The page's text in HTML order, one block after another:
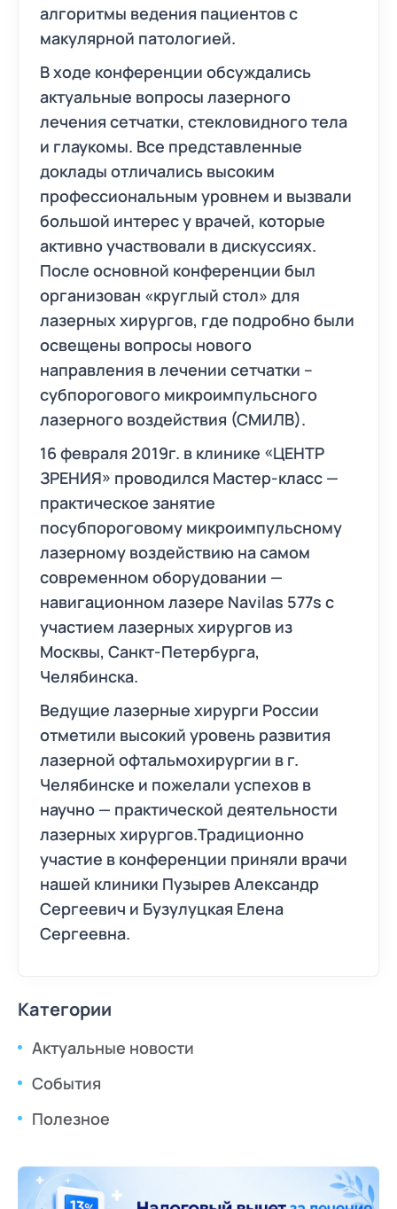
алгоритмы ведения пациентов с
макулярной патологией.
В ходе конференции обсуждались
актуальные вопросы лазерного
лечения сетчатки, стекловидного тела
и глаукомы. Все представленные
доклады отличались высоким
профессиональным уровнем и вызвали
большой интерес у врачей, которые
активно участвовали в дискуссиях.
После основной конференции был
организован «круглый стол» для
лазерных хирургов, где подробно были
освещены вопросы нового
направления в лечении сетчатки –
субпорогового микроимпульсного
лазерного воздействия (СМИЛВ).
16 февраля 2019г. в клинике «ЦЕНТР
ЗРЕНИЯ» проводился Мастер-класс —
практическое занятие
посубпороговому микроимпульсному
лазерному воздействию на самом
современном оборудовании —
навигационном лазере Navilas 577s с
участием лазерных хирургов из
Москвы, Санкт-Петербурга,
Челябинска.
Ведущие лазерные хирурги России
отметили высокий уровень развития
лазерной офтальмохирургии в г.
Челябинске и пожелали успехов в
научно — практической деятельности
лазерных хирургов.Традиционно
участие в конференции приняли врачи
нашей клиники Пузырев Александр
Сергеевич и Бузулуцкая Елена
Сергеевна.
Категории
Актуальные новости
События
Полезное